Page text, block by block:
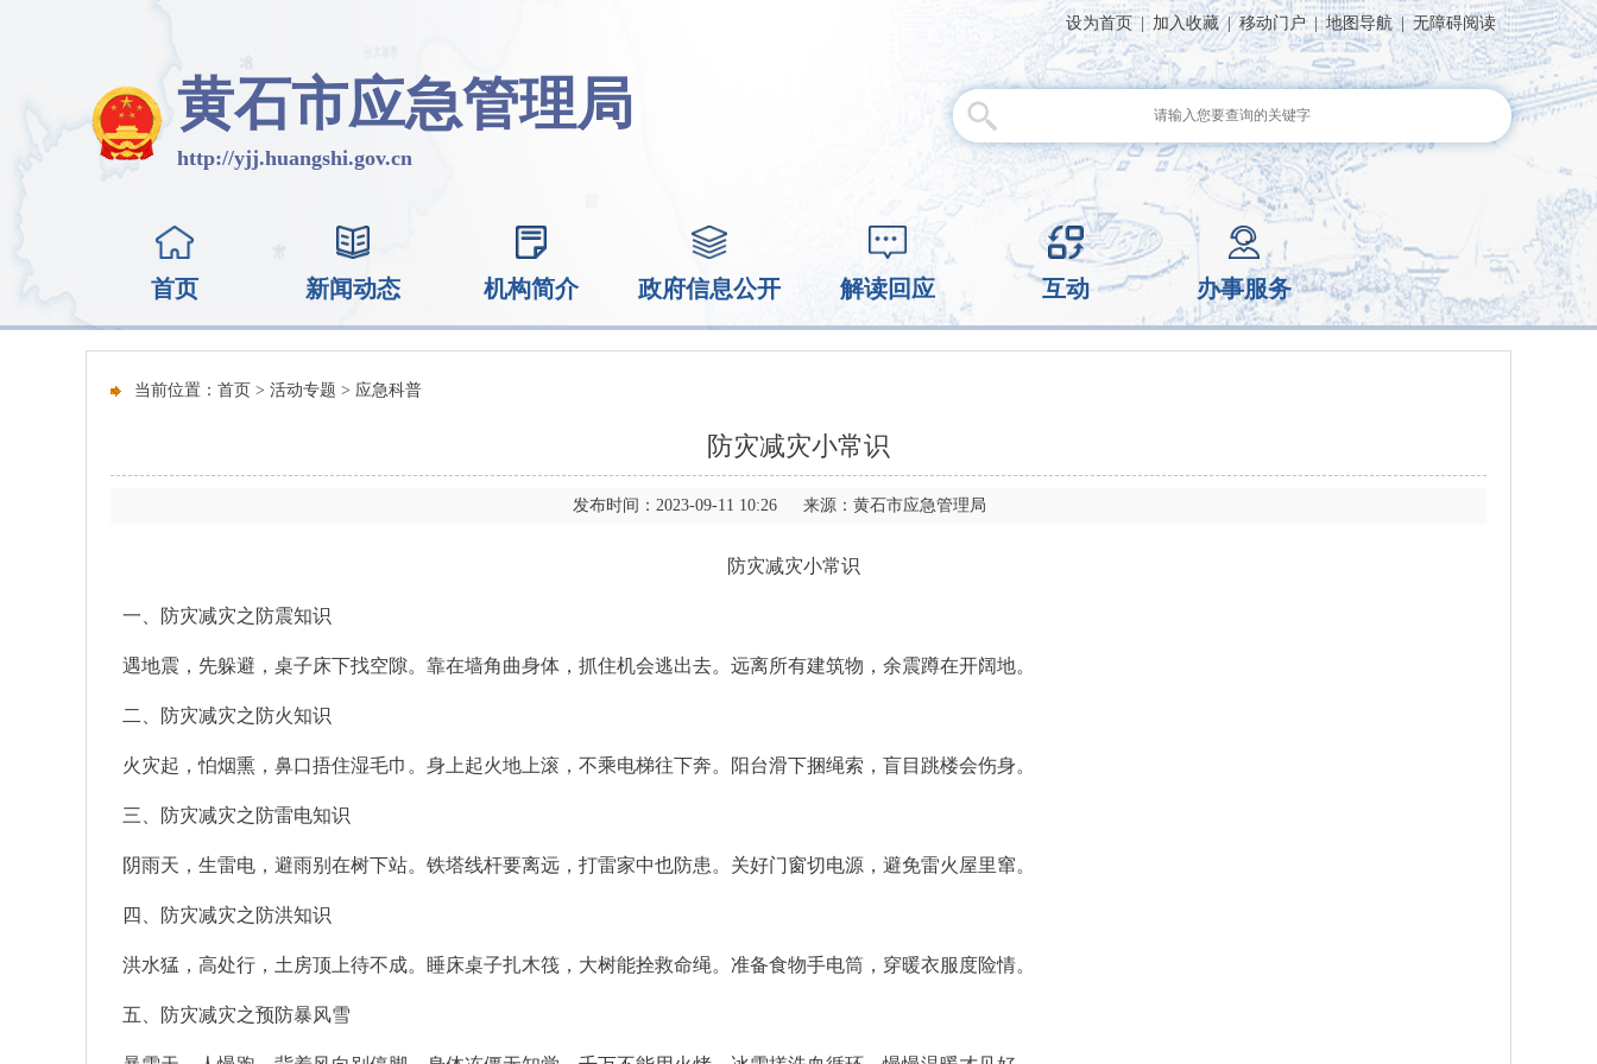
设为首页 | 加入收藏 | 移动门户 | 地图导航 | 无障碍阅读
黄石市应急管理局
http://yjj.huangshi.gov.cn
首页 新闻动态 机构简介 政府信息公开 解读回应 互动 办事服务
当前位置： 首页 > 活动专题 > 应急科普
防灾减灾小常识
发布时间：2023-09-11 10:26 来源：黄石市应急管理局
防灾减灾小常识
一、防灾减灾之防震知识
遇地震，先躲避，桌子床下找空隙。靠在墙角曲身体，抓住机会逃出去。远离所有建筑物，余震蹲在开阔地。
二、防灾减灾之防火知识
火灾起，怕烟熏，鼻口捂住湿毛巾。身上起火地上滚，不乘电梯往下奔。阳台滑下捆绳索，盲目跳楼会伤身。
三、防灾减灾之防雷电知识
阴雨天，生雷电，避雨别在树下站。铁塔线杆要离远，打雷家中也防患。关好门窗切电源，避免雷火屋里窜。
四、防灾减灾之防洪知识
洪水猛，高处行，土房顶上待不成。睡床桌子扎木筏，大树能拴救命绳。准备食物手电筒，穿暖衣服度险情。
五、防灾减灾之预防暴风雪